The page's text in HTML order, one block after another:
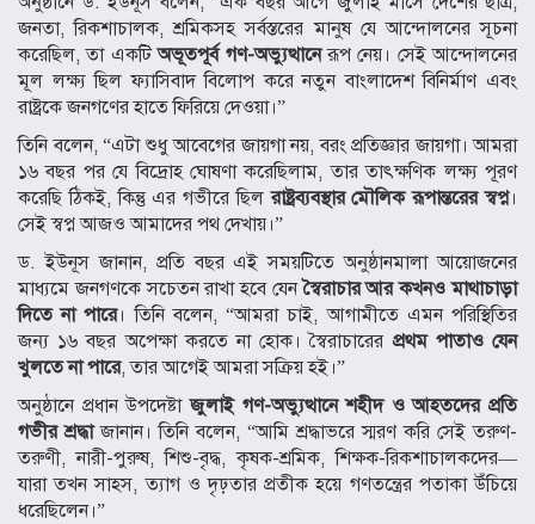
জনতা, রিকশাচালক, শ্রমিকসহ সর্বস্তরের মানুষ যে আন্দোলনের সূচনা
করেছিল, তা একটিঅভূতপূর্ব গণ-অভ্যুত্থানেরূপ নেয়। সেই আন্দোলনের
মূল লক্ষ্য ছিল ফ্যাসিবাদ বিলোপ করে নতুন বাংলাদেশ বিনির্মাণ এবং
রাষ্ট্রকে জনগণের হাতে ফিরিয়ে দেওয়া।”
তিনি বলেন, “এটা শুধু আবেগের জায়গা নয়, বরং প্রতিজ্ঞার জায়গা। আমরা
১৬ বছর পর যে বিদ্রোহ ঘোষণা করেছিলাম, তার তাৎক্ষণিক লক্ষ্য পূরণ
করেছি ঠিকই, কিন্তু এর গভীরে ছিলরাষ্ট্রব্যবস্থার মৌলিক রূপান্তরের স্বপ্ন।
সেই স্বপ্ন আজও আমাদের পথ দেখায়।”
ড. ইউনূস জানান, প্রতি বছর এই সময়টিতে অনুষ্ঠানমালা আয়োজনের
মাধ্যমে জনগণকে সচেতন রাখা হবে যেনস্বৈরাচার আর কখনও মাথাচাড়া
দিতে না পারে। তিনি বলেন, “আমরা চাই, আগামীতে এমন পরিস্থিতির
জন্য ১৬ বছর অপেক্ষা করতে না হোক। স্বৈরাচারের প্রথম পাতাও যেন
খুলতে না পারে, তার আগেই আমরা সক্রিয় হই।”
অনুষ্ঠানে প্রধান উপদেষ্টাজুলাই গণ-অভ্যুত্থানে শহীদ ও আহতদের প্রতি
গভীর শ্রদ্ধাজানান। তিনি বলেন, “আমি শ্রদ্ধাভরে স্মরণ করি সেই তরুণ-
তরুণী, নারী-পুরুষ, শিশু-বৃদ্ধ, কৃষক-শ্রমিক, শিক্ষক-রিকশাচালকদের—
যারা তখন সাহস, ত্যাগ ও দৃঢ়তার প্রতীক হয়ে গণতন্ত্রের পতাকা উঁচিয়ে
ধরেছিলেন।”